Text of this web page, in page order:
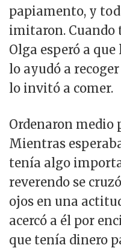
papiamento, y
imitaron. Cuando
Olga esperó a
lo ayudó a
lo invitó a comer.
Ordenaron medio
Mientras
tenía algo
reverendo se
ojos en una
acercó a él por
que tenía dinero